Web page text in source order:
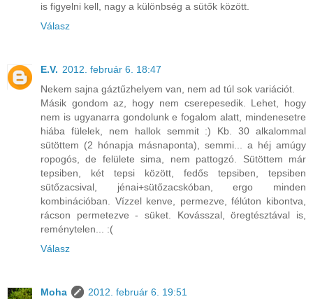
is figyelni kell, nagy a különbség a sütők között.
Válasz
E.V. 2012. február 6. 18:47
Nekem sajna gáztűzhelyem van, nem ad túl sok variációt.
Másik gondom az, hogy nem cserepesedik. Lehet, hogy
nem is ugyanarra gondolunk e fogalom alatt, mindenesetre
hiába fülelek, nem hallok semmit :) Kb. 30 alkalommal
sütöttem (2 hónapja másnaponta), semmi... a héj amúgy
ropogós, de felülete sima, nem pattogzó. Sütöttem már
tepsiben, két tepsi között, fedős tepsiben, tepsiben
sütőzacsival, jénai+sütőzacskóban, ergo minden
kombinációban. Vízzel kenve, permezve, félúton kibontva,
rácson permetezve - süket. Kovásszal, öregtésztával is,
reménytelen... :(
Válasz
Moha
2012. február 6. 19:51